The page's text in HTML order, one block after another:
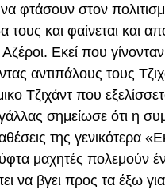
φτάσουν στον
και φαίνεται και
Εκεί που
αντιπάλους τους
Τζιχάντ που
σημείωσε ότι η
της γενικότερα
μαχητές πολεμούν
να βγει προς τα έξω